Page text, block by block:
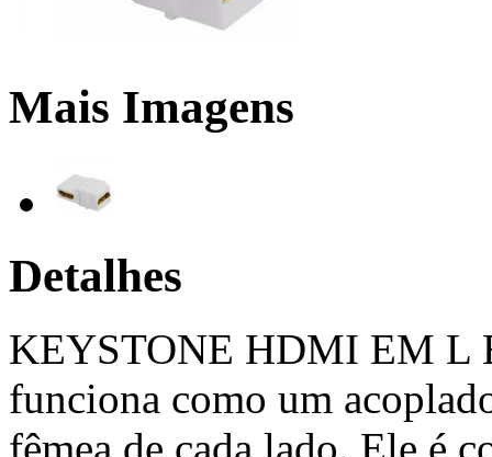
Mais Imagens
Detalhes
KEYSTONE HDMI EM L
funciona como um
fêmea de cada lado. Ele é